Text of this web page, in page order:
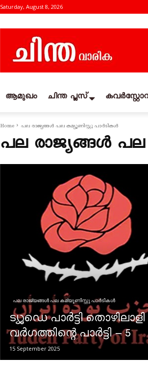
Saturday, August 8, 2026
ആമുഖം ചിന്ത പ്ലസ്
Home പല രാജ്യങ്ങള്‍ പല കമ്യൂണിസ്റ്റു പാര്‍ടികള്‍
പല രാജ്യങ്ങള്‍ പല
പല രാജ്യങ്ങള്‍ പല കമ്യൂണിസ്റ്റു പാര്‍ടികള്‍
ട്യൂഡെ പാർട്ടി തൊഴിലാളി
വർഗത്തിന്റെ പാർട്ടി – 5
15 September 2025